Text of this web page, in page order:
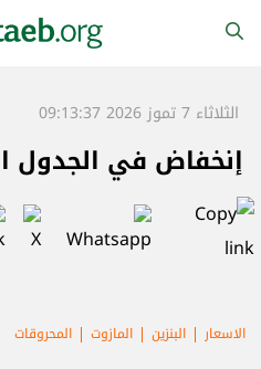
الثلاثاء 7 تموز 2026 09:13:37
إنخفاض في الجدول
الاسعار البنزين المازوت المحروقات